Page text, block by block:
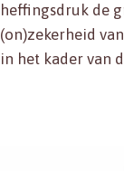
heffingsdruk de
(on)zekerheid
in het kader van